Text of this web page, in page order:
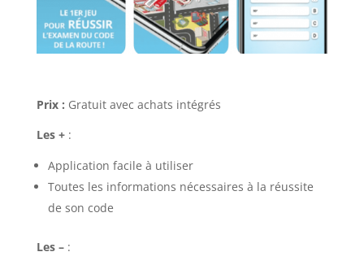
Prix : Gratuit avec achats intégrés
Les +:
Application facile à utiliser
Toutes les informations nécessaires à la réussite
de son code
Les –: